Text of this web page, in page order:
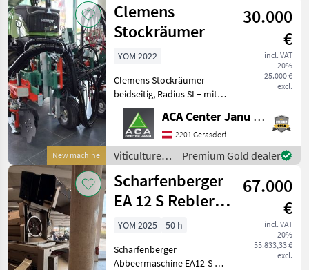
New machine
Clemens
Stockräumer
30.000
€
incl. VAT
20%
25.000 €
excl.
YOM 2022
Clemens Stockräumer
beidseitig, Radius SL+ mit
Zinkenkreisel, SB 2
Geräteträger, Aushub
hydraulisch Links und
Rechts, Arbeitsbreite 2400 -
3400 mm, inkl. Ventilblock
ACA Center Janu GmbH
2201 Gerasdorf
Viticulture
equipment /
Clemens
Premium Gold dealer
Scharfenberger
EA 12 S Rebler +
Rollensortierer
67.000
€
incl. VAT
20%
55.833,33 €
excl.
YOM 2025
50 h
Scharfenberger
Abbeermaschine EA12-S mit